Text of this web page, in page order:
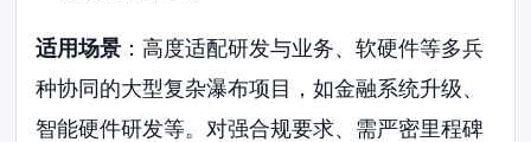
适用场景 ：高度适配研发与业务、软硬件等多兵
种协同的大型复杂瀑布项目，如金融系统升级、
智能硬件研发等。对强合规要求、需严密里程碑